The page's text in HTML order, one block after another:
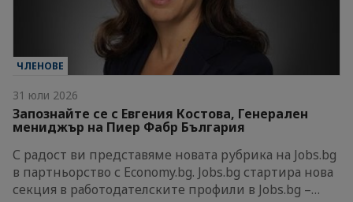
ЧЛЕНОВЕ
31 юли 2026
Запознайте се с Евгения Костова, Генерален
мениджър на Пиер Фабр България
С радост ви представяме новата рубрика на Jobs.bg
в партньорство с Economy.bg. Jobs.bg стартира нова
секция в работодателските профили в Jobs.bg –…